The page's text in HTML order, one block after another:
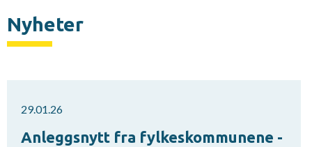
Nyheter
29.01.26
Anleggsnytt fra fylkeskommunene -